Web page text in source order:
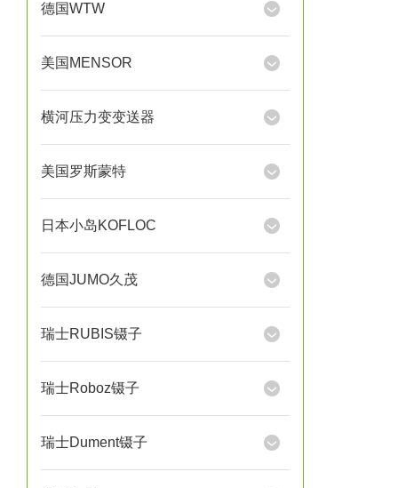
德国WTW
美国MENSOR
横河压力变变送器
美国罗斯蒙特
日本小岛KOFLOC
德国JUMO久茂
瑞士RUBIS镊子
瑞士Roboz镊子
瑞士Dument镊子